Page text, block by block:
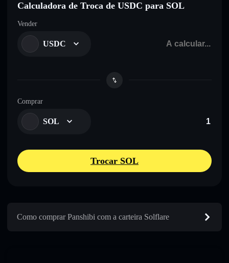
Calculadora de Troca de USDC para SOL
Vender
USDC
Comprar
SOL
Trocar SOL
Como comprar Panshibi com a carteira Solflare